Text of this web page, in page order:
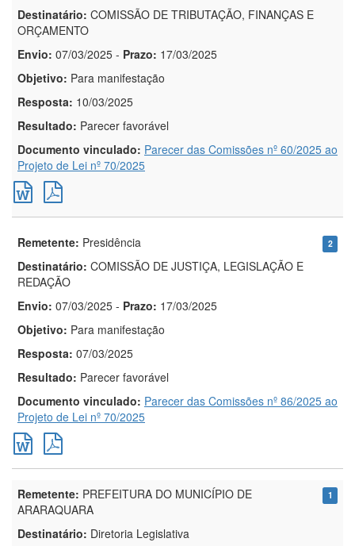
Destinatário: COMISSÃO DE TRIBUTAÇÃO, FINANÇAS E
ORÇAMENTO
Envio: 07/03/2025 - Prazo: 17/03/2025
Objetivo: Para manifestação
Resposta: 10/03/2025
Resultado: Parecer favorável
Documento vinculado: Parecer das Comissões nº 60/2025 ao
Projeto de Lei nº 70/2025
2
Remetente: Presidência
Destinatário: COMISSÃO DE JUSTIÇA, LEGISLAÇÃO E
REDAÇÃO
Envio: 07/03/2025 - Prazo: 17/03/2025
Objetivo: Para manifestação
Resposta: 07/03/2025
Resultado: Parecer favorável
Documento vinculado: Parecer das Comissões nº 86/2025 ao
Projeto de Lei nº 70/2025
1
Remetente: PREFEITURA DO MUNICÍPIO DE
ARARAQUARA
Destinatário: Diretoria Legislativa